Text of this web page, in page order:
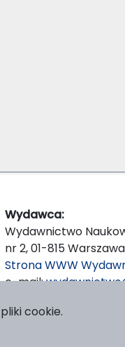
Wydawca:
Wydawnictwo
nr 2, 01-815 Warszawa
Strona WWW
e-mail:
cookie.